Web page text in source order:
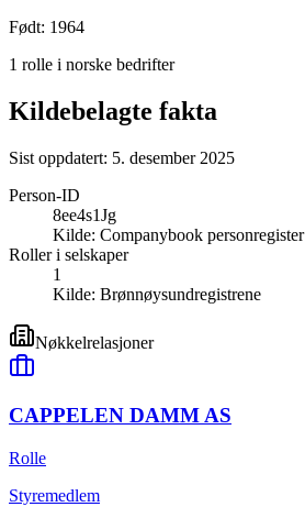
Født: 1964
1 rolle i norske bedrifter
Kildebelagte fakta
Sist oppdatert: 5. desember 2025
Person-ID
8ee4s1Jg
Kilde: Companybook personregister
Roller i selskaper
1
Kilde: Brønnøysundregistrene
Nøkkelrelasjoner
CAPPELEN DAMM AS
Rolle
Styremedlem